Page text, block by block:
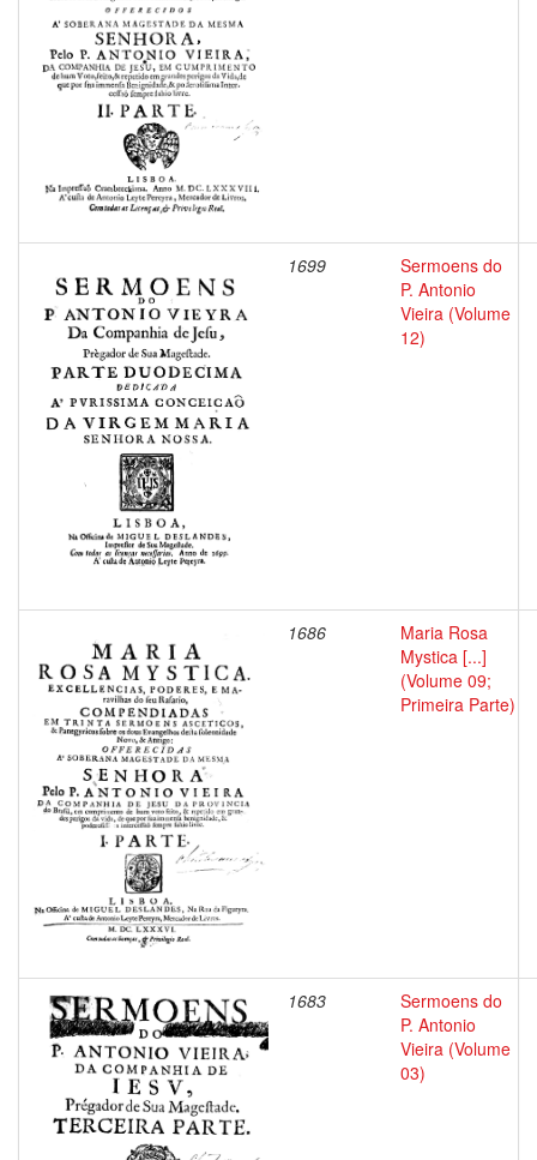
1699
Sermoens do
P. Antonio
Vieira (Volume
12)
1686
Maria Rosa
Mystica [...]
(Volume 09;
Primeira Parte)
1683
Sermoens do
P. Antonio
Vieira (Volume
03)